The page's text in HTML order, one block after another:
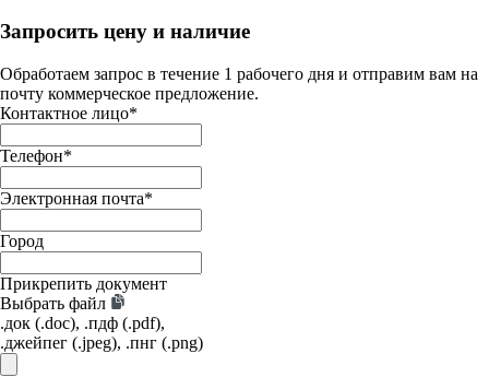
Запросить цену и наличие
Обработаем запрос в течение 1 рабочего дня и отправим вам на
почту коммерческое предложение.
Контактное лицо*
Телефон*
Электронная почта*
Город
Прикрепить документ
Выбрать файл
.док (.doc), .пдф (.pdf),
.джейпег (.jpeg), .пнг (.png)